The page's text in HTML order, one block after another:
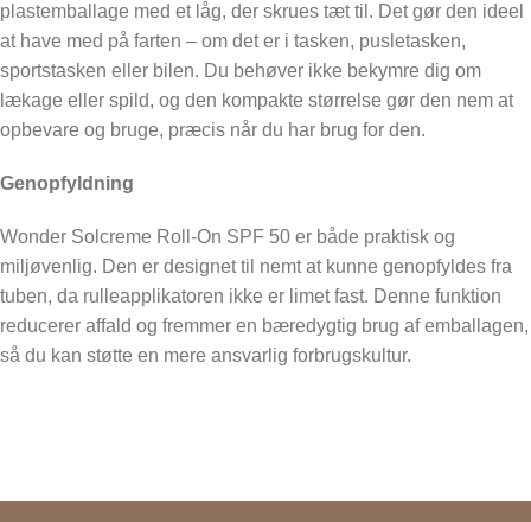
plastemballage med et låg, der skrues tæt til. Det gør den ideel
at have med på farten – om det er i tasken, pusletasken,
sportstasken eller bilen. Du behøver ikke bekymre dig om
lækage eller spild, og den kompakte størrelse gør den nem at
opbevare og bruge, præcis når du har brug for den.
Genopfyldning
Wonder Solcreme Roll-On SPF 50 er både praktisk og
miljøvenlig. Den er designet til nemt at kunne genopfyldes fra
tuben, da rulleapplikatoren ikke er limet fast. Denne funktion
reducerer affald og fremmer en bæredygtig brug af emballagen,
så du kan støtte en mere ansvarlig forbrugskultur.